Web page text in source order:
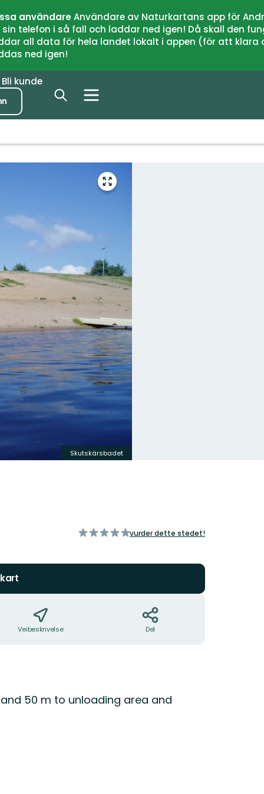
användareAnvändare av Naturkartans app för
telefon i så fall och laddar ned igen! Då skall den
all data för hela landet lokalt i appen (för att
ned igen!
Bli kunde
Gå
til
Skutskärsbadet
av
vurder dette stedet!
Veibeskrivelse Del
50 m to unloading area and